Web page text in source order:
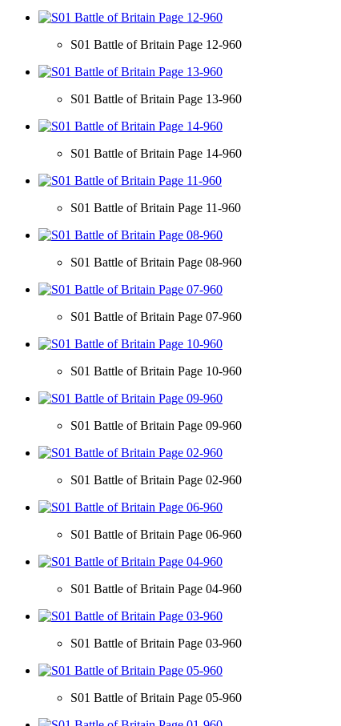
S01 Battle of Britain Page 12-960
S01 Battle of Britain Page 13-960
S01 Battle of Britain Page 14-960
S01 Battle of Britain Page 11-960
S01 Battle of Britain Page 08-960
S01 Battle of Britain Page 07-960
S01 Battle of Britain Page 10-960
S01 Battle of Britain Page 09-960
S01 Battle of Britain Page 02-960
S01 Battle of Britain Page 06-960
S01 Battle of Britain Page 04-960
S01 Battle of Britain Page 03-960
S01 Battle of Britain Page 05-960